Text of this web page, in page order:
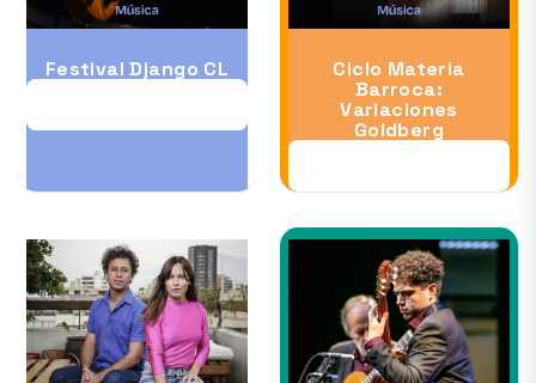
Festival Django CL
Ciclo Materia
Barroca:
Variaciones
Goldberg